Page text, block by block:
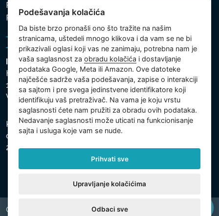
Politika zaštite ličnih i drugih obrađivanih podataka
Politika kolačića
Intex Trading, s.r.o.
Hradecká 2526/3
130 00 Praha 3
Vinohrady - Česká republika
Kompanija je registrovana u Opštinskom sudu u Pragu,
odeljak C, uložak 74759, Identifikacioni broj kompanije:
26150808, Poreski identifikacioni broj: CZ26150808.
Copyright © 2026 INTEX TRADING s.r.o. All rights reserved.
Podešavanja kolačića
Da biste brzo pronašli ono što tražite na našim
stranicama, uštedeli mnogo klikova i da vam se ne bi
prikazivali oglasi koji vas ne zanimaju, potrebna nam je
vaša saglasnost zaobradu kolačića i dostavljanje
podataka Google, Meta ili Amazon. Ove datoteke
najčešće sadrže vaša podešavanja, zapise o interakciji
sa sajtom i pre svega jedinstvene identifikatore koji
identifikuju vaš pretraživač. Na vama je koju vrstu
saglasnosti ćete nam pružiti za obradu ovih podataka.
Nedavanje saglasnosti može uticati na funkcionisanje
sajta i usluga koje vam se nude.
Prihvati sve
Upravljanje kolačićima
Odbaci sve